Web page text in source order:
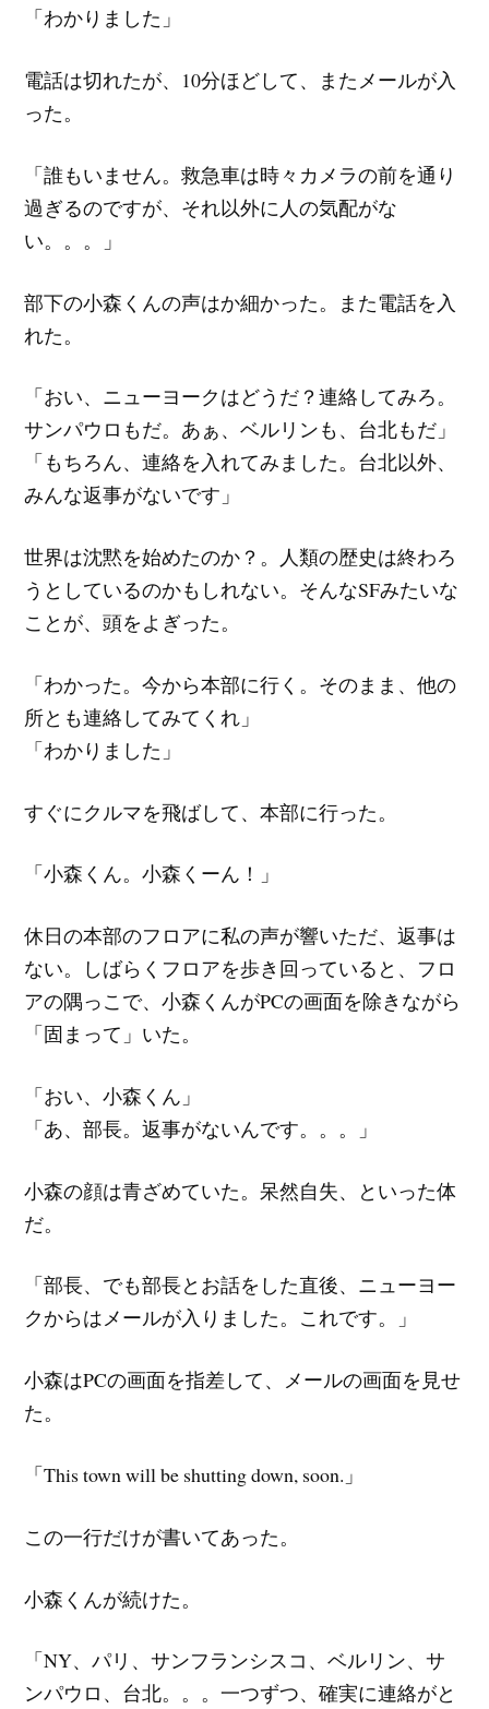
「わかりました」
電話は切れたが、10分ほどして、またメールが入
った。
「誰もいません。救急車は時々カメラの前を通り
過ぎるのですが、それ以外に人の気配がな
い。。。」
部下の小森くんの声はか細かった。また電話を入
れた。
「おい、ニューヨークはどうだ？連絡してみろ。
サンパウロもだ。あぁ、ベルリンも、台北もだ」
「もちろん、連絡を入れてみました。台北以外、
みんな返事がないです」
世界は沈黙を始めたのか？。人類の歴史は終わろ
うとしているのかもしれない。そんなSFみたいな
ことが、頭をよぎった。
「わかった。今から本部に行く。そのまま、他の
所とも連絡してみてくれ」
「わかりました」
すぐにクルマを飛ばして、本部に行った。
「小森くん。小森くーん！」
休日の本部のフロアに私の声が響いただ、返事は
ない。しばらくフロアを歩き回っていると、フロ
アの隅っこで、小森くんがPCの画面を除きながら
「固まって」いた。
「おい、小森くん」
「あ、部長。返事がないんです。。。」
小森の顔は青ざめていた。呆然自失、といった体
だ。
「部長、でも部長とお話をした直後、ニューヨー
クからはメールが入りました。これです。」
小森はPCの画面を指差して、メールの画面を見せ
た。
「This town will be shutting down, soon.」
この一行だけが書いてあった。
小森くんが続けた。
「NY、パリ、サンフランシスコ、ベルリン、サ
ンパウロ、台北。。。一つずつ、確実に連絡がと